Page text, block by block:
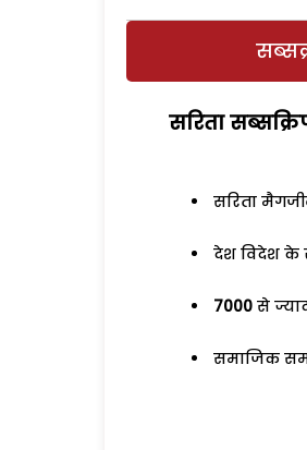
सरिता
सरिता
देश विदेश के
7000 से
समाजिक